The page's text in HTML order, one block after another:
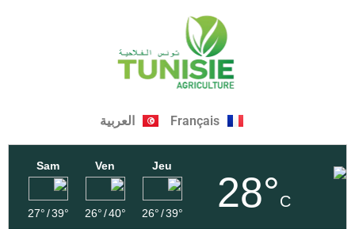
Français العربية
28°C
Jeu
39°
/
26°
Ven
40°
/
26°
Sam
39°
/
27°